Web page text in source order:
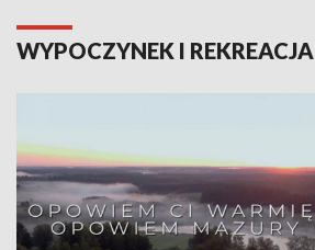
WYPOCZYNEK I REKREACJA